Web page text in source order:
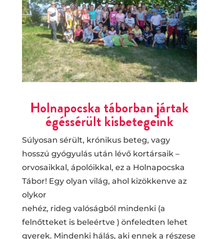
Holnapocska táborban jártak
égéssérült kisbetegeink
Súlyosan sérült, krónikus beteg, vagy
hosszú gyógyulás után lévő kortársaik –
orvosaikkal, ápolóikkal, ez a Holnapocska
Tábor! Egy olyan világ, ahol kizökkenve az
olykor
nehéz, rideg valóságból mindenki (a
felnőtteket is beleértve ) önfeledten lehet
gyerek. Mindenki hálás, aki ennek a részese